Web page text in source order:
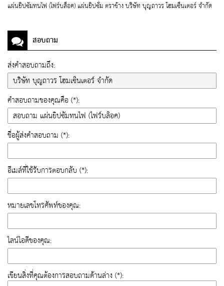
แผ่นยิปซัมทนไฟ (ไฟร์บล็อค) แผ่นยิปซั่ม ตราช้าง บริษัท บุญถาวร โฮมเซ็นเตอร์ จำกัด
สอบถาม
ส่งคำสอบถามถึง:
คำสอบถามของคุณคือ (*):
ชื่อผู้ส่งคำสอบถาม (*):
อีเมล์ที่ใช้รับการตอบกลับ (*):
หมายเลขโทรศัพท์ของคุณ:
ไลน์ไอดีของคุณ:
เขียนสิ่งที่คุณต้องการสอบถามด้านล่าง (*):